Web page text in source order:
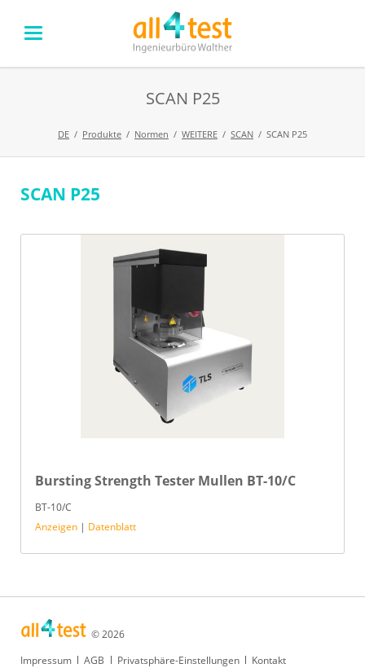
SCAN P25
DE Produkte Normen WEITERE SCAN SCAN P25
Navigation
SCAN P25
Bursting Strength Tester Mullen BT-10/C
BT-10/C
Anzeigen | Datenblatt
© 2026
Navigation
Impressum AGB Privatsphäre-Einstellungen Kontakt